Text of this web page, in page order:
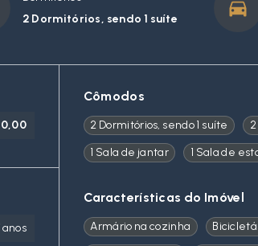
2 Dormitórios, sendo 1 suíte
Cômodos
2 Dormitórios, sendo 1 suíte
1 Sala de jantar
1 Sala de
Características do Imóvel
Armário na cozinha
anos